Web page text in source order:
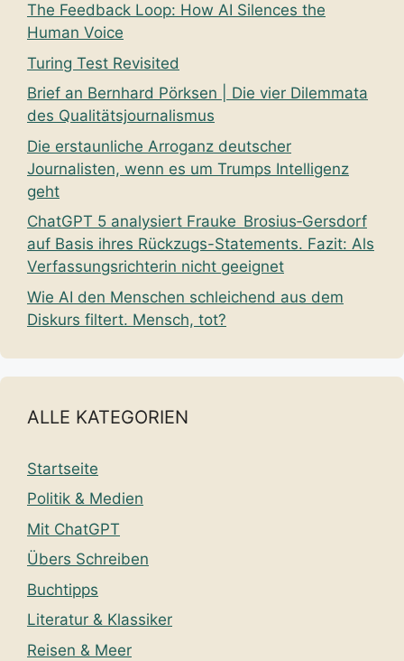
The Feedback Loop: How AI Silences the
Human Voice
Turing Test Revisited
Brief an Bernhard Pörksen | Die vier Dilemmata
des Qualitätsjournalismus
Die erstaunliche Arroganz deutscher
Journalisten, wenn es um Trumps Intelligenz
geht
ChatGPT 5 analysiert Frauke Brosius‑Gersdorf
auf Basis ihres Rückzugs-Statements. Fazit: Als
Verfassungsrichterin nicht geeignet
Wie AI den Menschen schleichend aus dem
Diskurs filtert. Mensch, tot?
ALLE KATEGORIEN
Startseite
Politik & Medien
Mit ChatGPT
Übers Schreiben
Buchtipps
Literatur & Klassiker
Reisen & Meer